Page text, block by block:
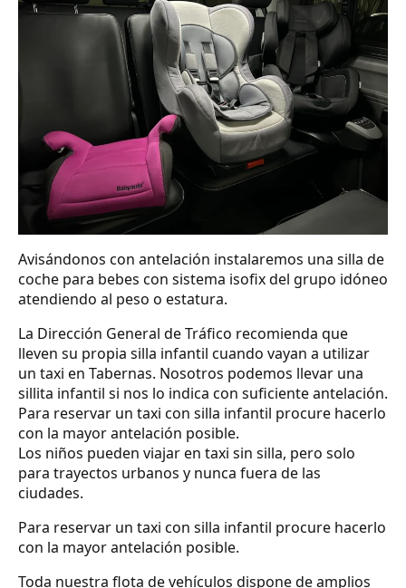
Avisándonos con antelación instalaremos una silla de
coche para bebes con sistema isofix del grupo idóneo
atendiendo al peso o estatura.
La Dirección General de Tráfico recomienda que
lleven su propia silla infantil cuando vayan a utilizar
un taxi en Tabernas. Nosotros podemos llevar una
sillita infantil si nos lo indica con suficiente antelación.
Para reservar un taxi con silla infantil procure hacerlo
con la mayor antelación posible.
Los niños pueden viajar en taxi sin silla, pero solo
para trayectos urbanos y nunca fuera de las
ciudades.
Para reservar un taxi con silla infantil procure hacerlo
con la mayor antelación posible.
Toda nuestra flota de vehículos dispone de amplios